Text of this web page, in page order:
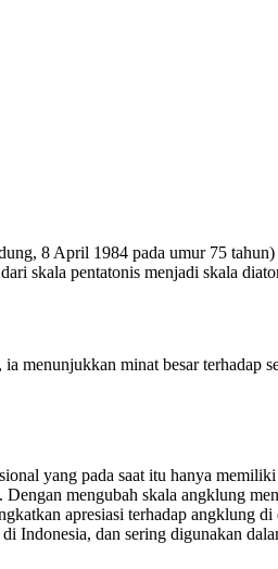
8 April 1984 pada umur 75
skala pentatonis menjadi skala
ia menunjukkan minat besar terhadap
yang pada saat itu hanya
mengubah skala angklung
apresiasi terhadap
Indonesia, dan sering digunakan